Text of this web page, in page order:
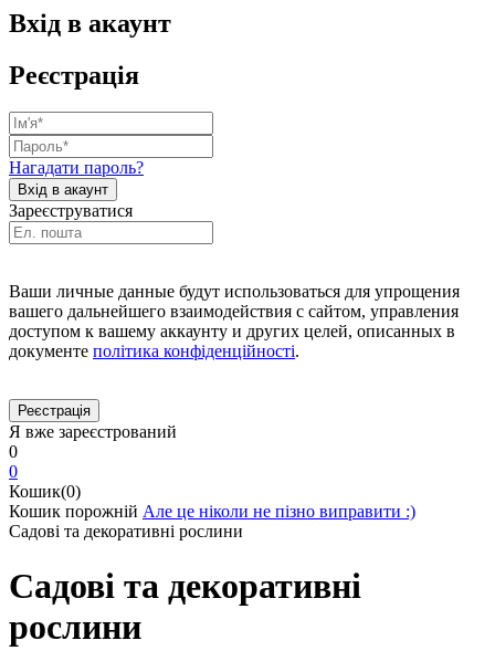
Вхід в акаунт
Реєстрація
Нагадати пароль?
Зареєструватися
Ваши личные данные будут использоваться для упрощения
вашего дальнейшего взаимодействия с сайтом, управления
доступом к вашему аккаунту и других целей, описанных в
документе політика конфіденційності.
Я вже зареєстрований
0
0
Кошик(0)
Кошик порожній Але це ніколи не пізно виправити :)
Садові та декоративні рослини
Садові та декоративні
рослини